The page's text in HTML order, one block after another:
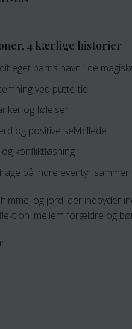
4 kærlige historier
eget barns navn i de
ved putte-tid
og følelser
og positive selvbillede
konfliktløsning
på indre eventyr sammen
og jord, der indbyder
imellem forældre og